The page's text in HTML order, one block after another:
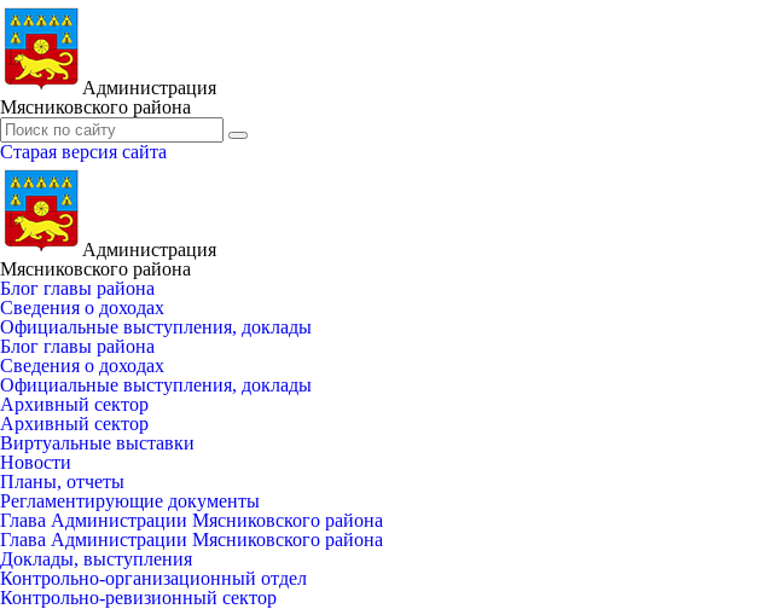
Администрация
Мясниковского района
Старая версия сайта
Администрация
Мясниковского района
Блог главы района
Сведения о доходах
Официальные выступления, доклады
Блог главы района
Сведения о доходах
Официальные выступления, доклады
Архивный сектор
Архивный сектор
Виртуальные выставки
Новости
Планы, отчеты
Регламентирующие документы
Глава Администрации Мясниковского района
Глава Администрации Мясниковского района
Доклады, выступления
Контрольно-организационный отдел
Контрольно-ревизионный сектор